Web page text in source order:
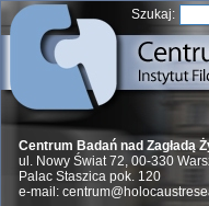
Szukaj:
Centrum Badań nad Zagładą
ul. Nowy Świat 72, 00-330
Palac Staszica pok. 120
e-mail: